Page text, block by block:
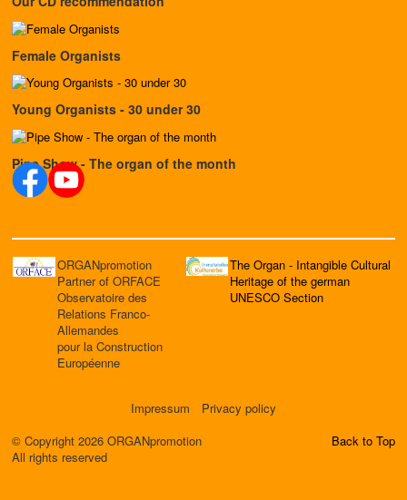
Female Organists
Young Organists - 30 under 30
Pipe Show - The organ of the month
ORGANpromotion
Partner of ORFACE
Observatoire des
Relations Franco-
Allemandes
pour la Construction
Européenne
The Organ - Intangible Cultural
Heritage of the german
UNESCO Section
Impressum
Privacy policy
© Copyright 2026 ORGANpromotion
All rights reserved
Back to Top